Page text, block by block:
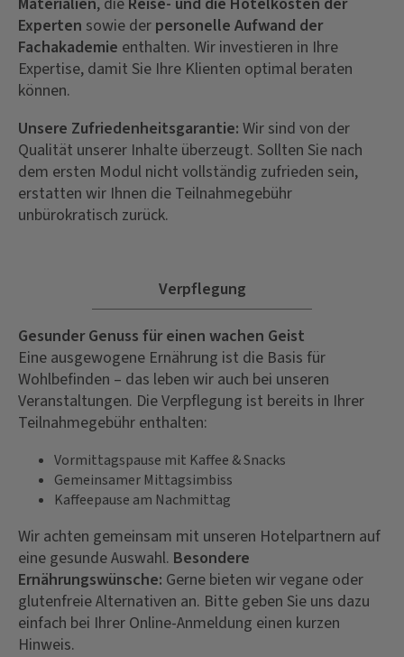
Experten sowie der personelle Aufwand der
Fachakademie enthalten. Wir investieren in Ihre
Expertise, damit Sie Ihre Klienten optimal beraten
können.
Unsere Zufriedenheitsgarantie: Wir sind von der
Qualität unserer Inhalte überzeugt. Sollten Sie nach
dem ersten Modul nicht vollständig zufrieden sein,
erstatten wir Ihnen die Teilnahmegebühr
unbürokratisch zurück.
Verpflegung
Gesunder Genuss für einen wachen Geist
Eine ausgewogene Ernährung ist die Basis für
Wohlbefinden – das leben wir auch bei unseren
Veranstaltungen. Die Verpflegung ist bereits in Ihrer
Teilnahmegebühr enthalten:
Vormittagspause mit Kaffee & Snacks
Gemeinsamer Mittagsimbiss
Kaffeepause am Nachmittag
Wir achten gemeinsam mit unseren Hotelpartnern auf
eine gesunde Auswahl. Besondere
Ernährungswünsche: Gerne bieten wir vegane oder
glutenfreie Alternativen an. Bitte geben Sie uns dazu
einfach bei Ihrer Online-Anmeldung einen kurzen
Hinweis.